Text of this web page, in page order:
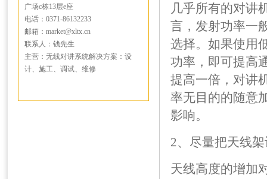
广场c栋13层e座
电话：0371-86132233
邮箱：market@xltx.cn
联系人：钱先生
主营：无线对讲系统解决方案：设
计、施工、调试、维修
几乎所有的对讲
言，发射功率一
选择。如果使用
功率，即可提高
提高一倍，对讲
率无目的的随意
影响。
2、尽量把天线
天线高度的增加